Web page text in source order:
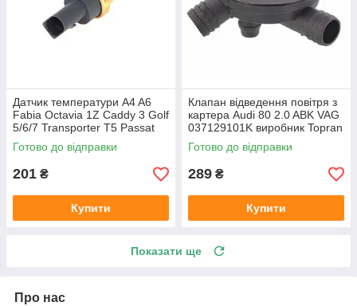
Датчик температури A4 A6
Fabia Octavia 1Z Caddy 3 Golf
5/6/7 Transporter T5 Passat
B6 (колір сірий)
Готово до відправки
201 ₴
Купити
Клапан відведення повітря з
картера Audi 80 2.0 ABK VAG
037129101K виробник Topran
Німеччина
Готово до відправки
289 ₴
Купити
Показати ще
Про нас